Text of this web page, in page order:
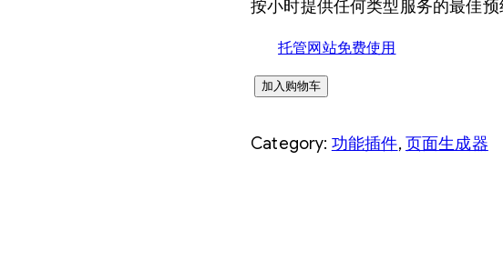
按小时提供任何类型服务的最佳预
托管网站免费使用
t
加入购物车
Category: 功能插件, 页面生成器